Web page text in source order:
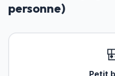
personne)
Petit